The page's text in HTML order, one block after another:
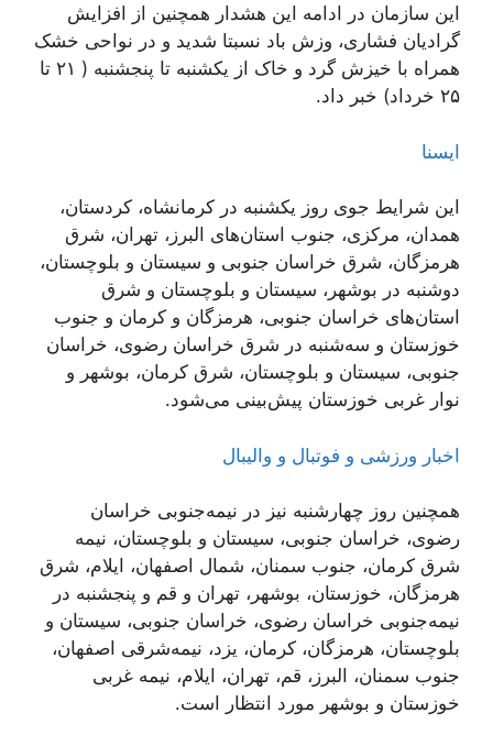
این سازمان در ادامه این هشدار همچنین از افزایش
گرادیان فشاری، وزش باد نسبتا شدید و در نواحی خشک
همراه با خیزش گرد و خاک از یکشنبه تا پنجشنبه ( ۲۱ تا
۲۵ خرداد) خبر داد.
ایسنا
این شرایط جوی روز یکشنبه در کرمانشاه، کردستان،
همدان، مرکزی، جنوب استان‌های البرز، تهران، شرق
هرمزگان، شرق خراسان جنوبی و سیستان و بلوچستان،
دوشنبه در بوشهر، سیستان و بلوچستان و شرق
استان‌های خراسان جنوبی، هرمزگان و کرمان و جنوب
خوزستان و سه‌شنبه در شرق خراسان رضوی، خراسان
جنوبی، سیستان و بلوچستان، شرق کرمان، بوشهر و
نوار غربی خوزستان پیش‌بینی می‌شود.
اخبار ورزشی و فوتبال و والیبال
همچنین روز چهارشنبه نیز در نیمه‌جنوبی خراسان
رضوی، خراسان جنوبی، سیستان و بلوچستان، نیمه
شرق کرمان، جنوب سمنان، شمال اصفهان، ایلام، شرق
هرمزگان، خوزستان، بوشهر، تهران و قم و پنجشنبه در
نیمه‌جنوبی خراسان رضوی، خراسان جنوبی، سیستان و
بلوچستان، هرمزگان، کرمان، یزد، نیمه‌شرقی اصفهان،
جنوب سمنان، البرز، قم، تهران، ایلام، نیمه غربی
خوزستان و بوشهر مورد انتظار است.